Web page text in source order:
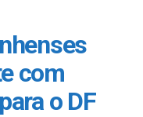
com
o DF